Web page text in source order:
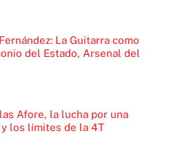
La Guitarra como
del Estado, Arsenal del
Afore, la lucha por una
los límites de la 4T